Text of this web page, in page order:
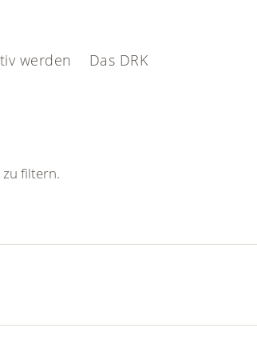
werden Das DRK
zu filtern.